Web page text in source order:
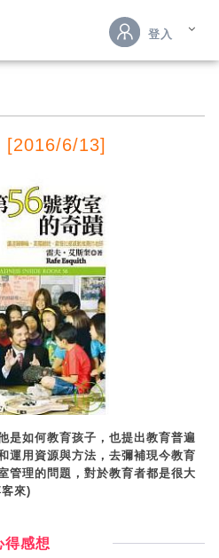
登入
[2016/6/13]
是如何教育孩子，也提出教育普遍
運用資源與方法，去彌補現今教育
管理的問題，對於教育者都是很大
來)
得感想